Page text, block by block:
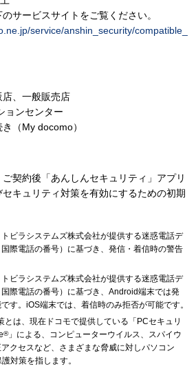
サービスサイトをご覧ください。
service/anshin_security/compatible_
店、一般販売店
ョンセンター
（My docomo）
契約後「あんしんセキュリティ」アプリ
キュリティ対策を有効にするための初期
ビラシステムズ株式会社が提供する迷惑電話デ
際電話の番号）に基づき、発信・着信時の警告
ビラシステムズ株式会社が提供する迷惑電話デ
際電話の番号）に基づき、Android端末では発
す。iOS端末では、着信時のみ拒否が可能です。
とは、現在ドコモで提供している「PCセキュリ
®」による、コンピューターウイルス、スパイウ
クセスなど、さまざまな脅威に対しパソコン
対策を指します。